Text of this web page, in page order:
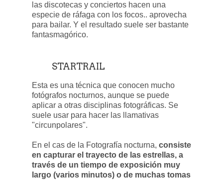
las discotecas y conciertos hacen una
especie de ráfaga con los focos.. aprovecha
para bailar. Y el resultado suele ser bastante
fantasmagórico.
STARTRAIL
Esta es una técnica que conocen mucho
fotógrafos nocturnos, aunque se puede
aplicar a otras disciplinas fotográficas. Se
suele usar para hacer las llamativas
"circunpolares".
En el cas de la Fotografía nocturna, consiste
en capturar el trayecto de las estrellas, a
través de un tiempo de exposición muy
largo (varios minutos) o de muchas tomas